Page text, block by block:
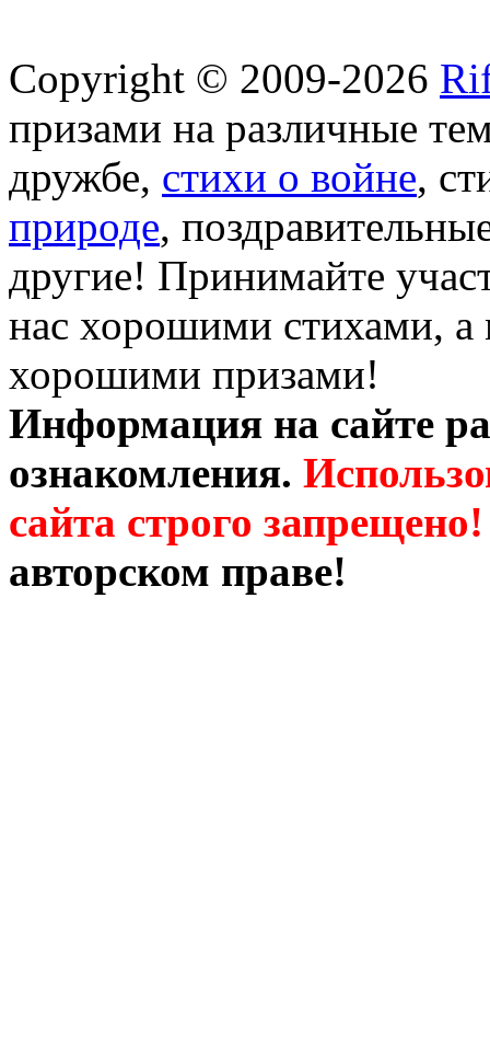
Copyright © 2009-2026
призами на различные
дружбе, стихи о войне,
природе,
другие! Принимайте
нас хорошими стихами, а
хорошими призами!
Информация на сайте
ознакомления.
сайта строго запрещено!
авторском праве!